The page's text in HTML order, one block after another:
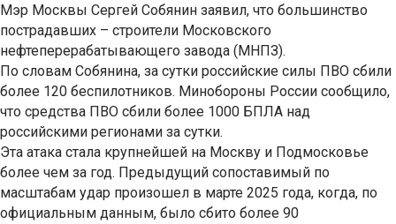
Мэр Москвы Сергей Собянин заявил, что большинство
пострадавших – строители Московского
нефтеперерабатывающего завода (МНПЗ).
По словам Собянина, за сутки российские силы ПВО сбили
более 120 беспилотников. Минобороны России сообщило,
что средства ПВО сбили более 1000 БПЛА над
российскими регионами за сутки.
Эта атака стала крупнейшей на Москву и Подмосковье
более чем за год. Предыдущий сопоставимый по
масштабам удар произошел в марте 2025 года, когда, по
официальным данным, было сбито более 90